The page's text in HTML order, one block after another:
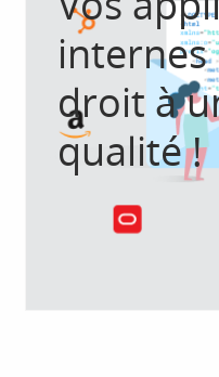
internes
droit à
qualité !